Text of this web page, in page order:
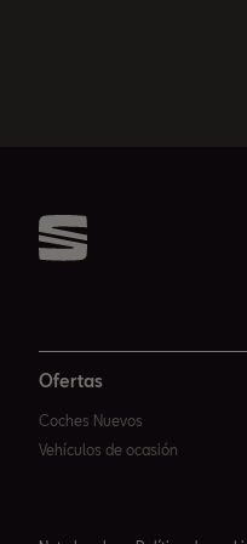
Ofertas
Coches Nuevos
Vehículos de ocasión